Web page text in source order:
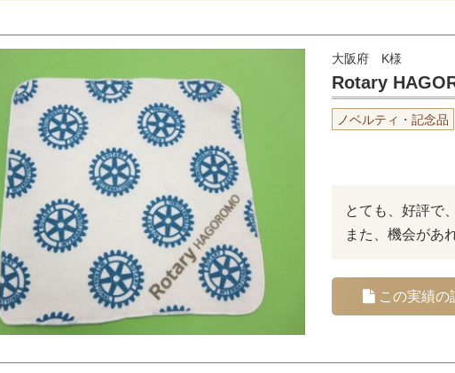
大阪府 K様
Rotary
ノベルティ・記念品
とても、好評で
また、機会があ
この実績の